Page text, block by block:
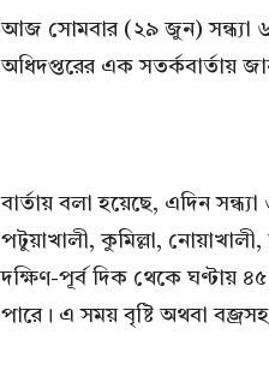
আজ সোমবার (২৯ জুন) সন্ধ্যা
অধিদপ্তরের এক সতর্কবার্তায়
বার্তায় বলা হয়েছে, এদিন
পটুয়াখালী, কুমিল্লা,
দক্ষিণ-পূর্ব দিক থেকে ঘণ্টায়
পারে। এ সময় বৃষ্টি অথবা বজ্রসহ